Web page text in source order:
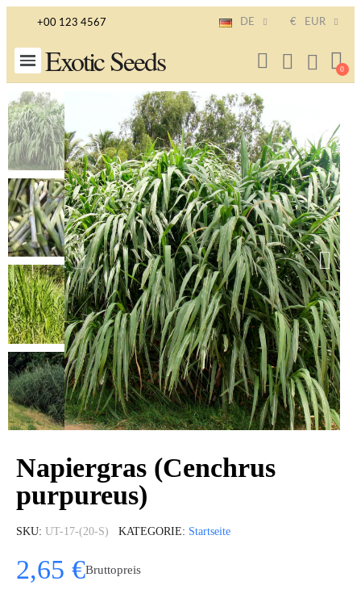
+00 123 4567 DE € EUR
Exotic Seeds
Napiergras (Cenchrus
purpureus)
SKU UT-17-(20-S) KATEGORIE Startseite
2,65 €Bruttopreis